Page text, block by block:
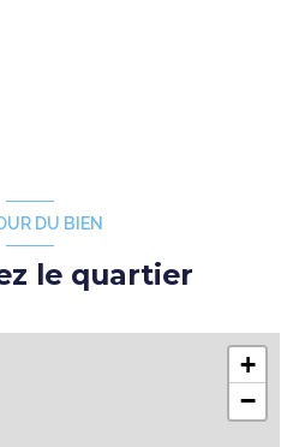
DU BIEN
le quartier
+
−